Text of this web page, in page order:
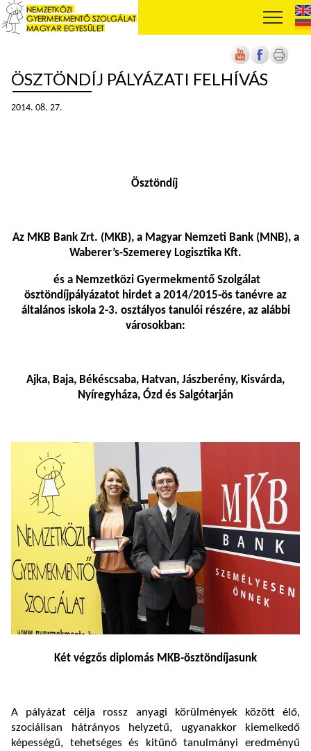
ÖSZTÖNDÍJ PÁLYÁZATI FELHÍVÁS
2014. 08. 27.
Ösztöndíj
Az MKB Bank Zrt. (MKB), a Magyar Nemzeti Bank (MNB), a
Waberer’s-Szemerey Logisztika Kft.
és a Nemzetközi Gyermekmentő Szolgálat
ösztöndíjpályázatot hirdet a 2014/2015-ös tanévre az
általános iskola 2-3. osztályos tanulói részére, az alábbi
városokban:
Ajka, Baja, Békéscsaba, Hatvan, Jászberény, Kisvárda,
Nyíregyháza, Ózd és Salgótarján
Két végzős diplomás MKB-ösztöndíjasunk
A pályázat célja rossz anyagi körülmények között élő,
szociálisan hátrányos helyzetű, ugyanakkor kiemelkedő
képességű, tehetséges és kitűnő tanulmányi eredményű